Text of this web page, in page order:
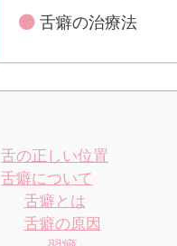
舌癖の治療法
舌の正しい位置
舌癖について
舌癖とは
舌癖の原因